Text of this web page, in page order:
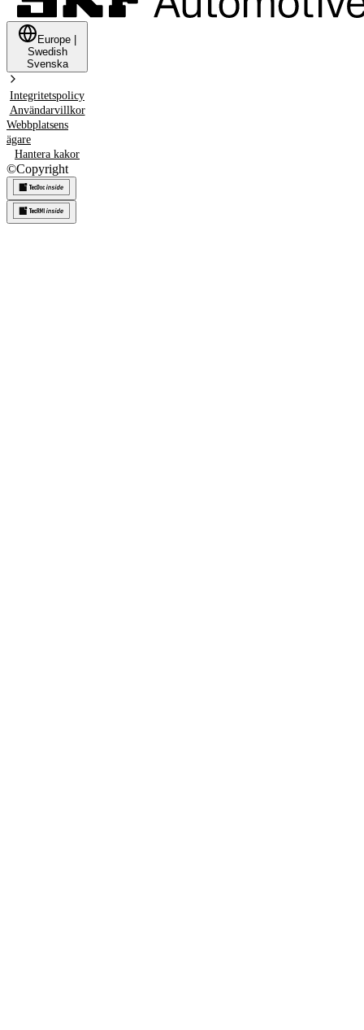
Europe
Swedish
Svenska
Integritetspolicy
Användarvillkor
Webbplatsens
ägare
Hantera kakor
©Copyright